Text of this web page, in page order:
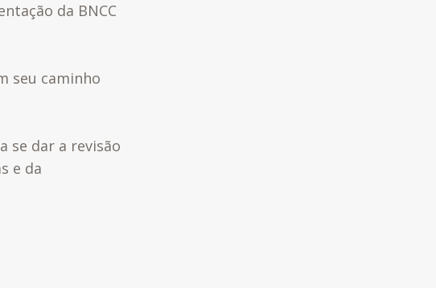
da BNCC
seu caminho
se dar a revisão
e da